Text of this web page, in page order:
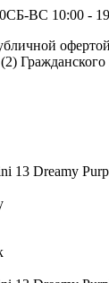
СБ-ВС 10:00 -
13 Dreamy